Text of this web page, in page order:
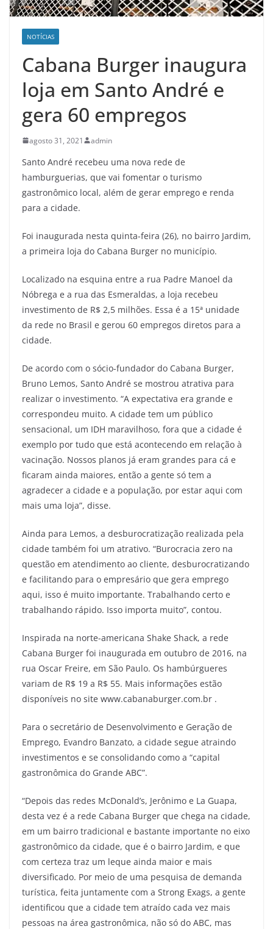
NOTÍCIAS
Cabana Burger inaugura
loja em Santo André e
gera 60 empregos
agosto 31, 2021 admin
Santo André recebeu uma nova rede de
hamburguerias, que vai fomentar o turismo
gastronômico local, além de gerar emprego e renda
para a cidade.
Foi inaugurada nesta quinta-feira (26), no bairro Jardim,
a primeira loja do Cabana Burger no município.
Localizado na esquina entre a rua Padre Manoel da
Nóbrega e a rua das Esmeraldas, a loja recebeu
investimento de R$ 2,5 milhões. Essa é a 15ª unidade
da rede no Brasil e gerou 60 empregos diretos para a
cidade.
De acordo com o sócio-fundador do Cabana Burger,
Bruno Lemos, Santo André se mostrou atrativa para
realizar o investimento. “A expectativa era grande e
correspondeu muito. A cidade tem um público
sensacional, um IDH maravilhoso, fora que a cidade é
exemplo por tudo que está acontecendo em relação à
vacinação. Nossos planos já eram grandes para cá e
ficaram ainda maiores, então a gente só tem a
agradecer a cidade e a população, por estar aqui com
mais uma loja”, disse.
Ainda para Lemos, a desburocratização realizada pela
cidade também foi um atrativo. “Burocracia zero na
questão em atendimento ao cliente, desburocratizando
e facilitando para o empresário que gera emprego
aqui, isso é muito importante. Trabalhando certo e
trabalhando rápido. Isso importa muito”, contou.
Inspirada na norte-americana Shake Shack, a rede
Cabana Burger foi inaugurada em outubro de 2016, na
rua Oscar Freire, em São Paulo. Os hambúrgueres
variam de R$ 19 a R$ 55. Mais informações estão
disponíveis no site www.cabanaburger.com.br .
Para o secretário de Desenvolvimento e Geração de
Emprego, Evandro Banzato, a cidade segue atraindo
investimentos e se consolidando como a “capital
gastronômica do Grande ABC”.
“Depois das redes McDonald’s, Jerônimo e La Guapa,
desta vez é a rede Cabana Burger que chega na cidade,
em um bairro tradicional e bastante importante no eixo
gastronômico da cidade, que é o bairro Jardim, e que
com certeza traz um leque ainda maior e mais
diversificado. Por meio de uma pesquisa de demanda
turística, feita juntamente com a Strong Exags, a gente
identificou que a cidade tem atraído cada vez mais
pessoas na área gastronômica, não só do ABC, mas